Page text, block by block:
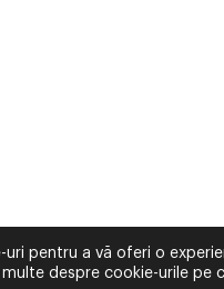
uri pentru a vă oferi o
despre cookie-urile